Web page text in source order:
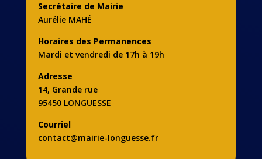
Secrétaire de Mairie
Aurélie MAHÉ
Horaires des Permanences
Mardi et vendredi de 17h à 19h
Adresse
14, Grande rue
95450 LONGUESSE
Courriel
contact@mairie-longuesse.fr